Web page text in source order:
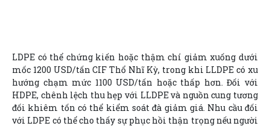
LDPE có thể chứng kiến hoặc thậm chí giảm xuống dưới
mốc 1200 USD/tấn CIF Thổ Nhĩ Kỳ, trong khi LLDPE có xu
hướng chạm mức 1100 USD/tấn hoặc thấp hơn. Đối với
HDPE, chênh lệch thu hẹp với LLDPE và nguồn cung tương
đối khiêm tốn có thể kiểm soát đà giảm giá. Nhu cầu đối
với LDPE có thể cho thấy sự phục hồi thận trọng nếu người